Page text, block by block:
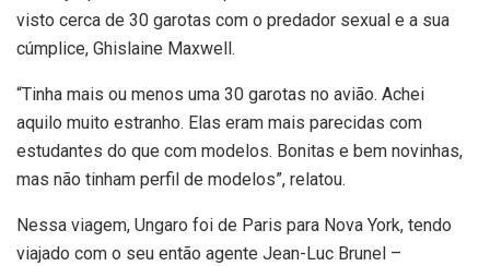
visto cerca de 30 garotas com o predador sexual e a sua
cúmplice, Ghislaine Maxwell.
“Tinha mais ou menos uma 30 garotas no avião. Achei
aquilo muito estranho. Elas eram mais parecidas com
estudantes do que com modelos. Bonitas e bem novinhas,
mas não tinham perfil de modelos”, relatou.
Nessa viagem, Ungaro foi de Paris para Nova York, tendo
viajado com o seu então agente Jean-Luc Brunel –